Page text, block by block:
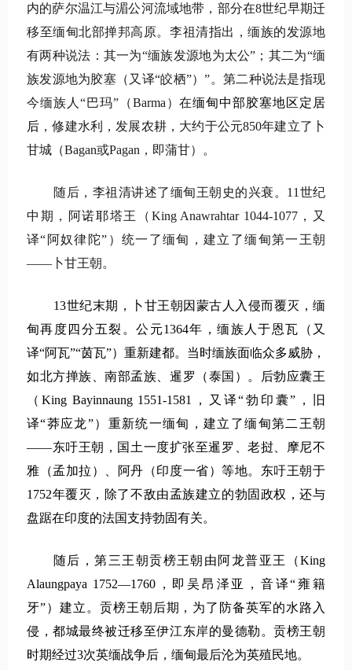
内的萨尔温江与湄公河流域地带，部分在8世纪早期迁
移至缅甸北部掸邦高原。李祖清指出，缅族的发源地
有两种说法：其一为“缅族发源地为太公”；其二为“缅
族发源地为胶塞（又译“皎栖”）”。第二种说法是指现
今缅族人“巴玛”（Barma）在缅甸中部胶塞地区定居
后 ，修建水利，发展农耕，大约于公元850年建立了卜
甘城（Bagan或Pagan，即蒲甘）。
随后，李祖清讲述了缅甸王朝史的兴衰。11世纪
中期，阿诺耶塔王（King Anawrahtar 1044-1077，又
译“阿奴律陀”）统一了缅甸，建立了缅甸第一王朝
——卜甘王朝。
13世纪末期，卜甘王朝因蒙古人入侵而覆灭，缅
甸再度四分五裂。公元1364年，缅族人于恩瓦（又
译“阿瓦”“茵瓦”）重新建都。当时缅族面临众多威胁，
如北方掸族、南部孟族、暹罗（泰国）。后勃应囊王
（King Bayinnaung 1551-1581，又译“勃印囊”，旧
译“莽应龙”）重新统一缅甸，建立了缅甸第二王朝
——东吁王朝，国土一度扩张至暹罗、老挝、摩尼不
雅（孟加拉）、阿丹（印度一省）等地。东吁王朝于
1752年覆灭，除了不敌由孟族建立的勃固政权，还与
盘踞在印度的法国支持勃固有关。
随后，第三王朝贡榜王朝由阿龙普亚王（King
Alaungpaya 1752—1760，即吴昂泽亚，音译“雍籍
牙”）建立。贡榜王朝后期，为了防备英军的水路入
侵，都城最终被迁移至伊江东岸的曼德勒。贡榜王朝
时期经过3次英缅战争后，缅甸最后沦为英殖民地。